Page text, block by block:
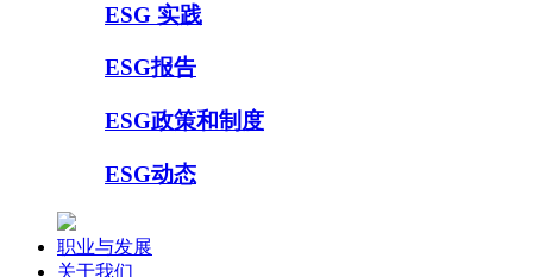
ESG 实践
ESG报告
ESG政策和制度
ESG动态
职业与发展
关于我们